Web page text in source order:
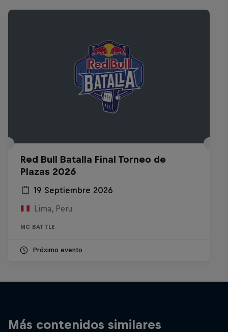
Red Bull Batalla Final Torneo de
Plazas 2026
19 Septiembre 2026
Lima, Peru
MC BATTLE
Próximo evento
Más contenidos similares